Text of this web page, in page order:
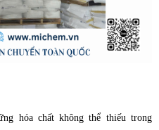
hóa chất không thể thiếu trong